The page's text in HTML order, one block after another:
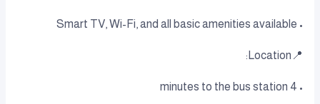
• Smart TV, Wi-Fi, and all basic amenities available
📍Location:
• 4 minutes to the bus station